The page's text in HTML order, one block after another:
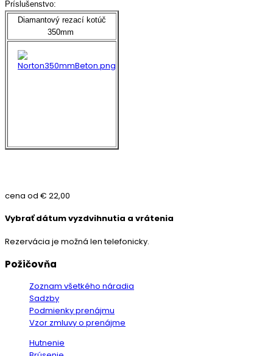
Príslušenstvo:
Diamantový rezací kotúč
350mm
cena od € 22,00
Vybrať dátum vyzdvihnutia a vrátenia
Rezervácia je možná len telefonicky.
Požičovňa
Zoznam všetkého náradia
Sadzby
Podmienky prenájmu
Vzor zmluvy o prenájme
Hutnenie